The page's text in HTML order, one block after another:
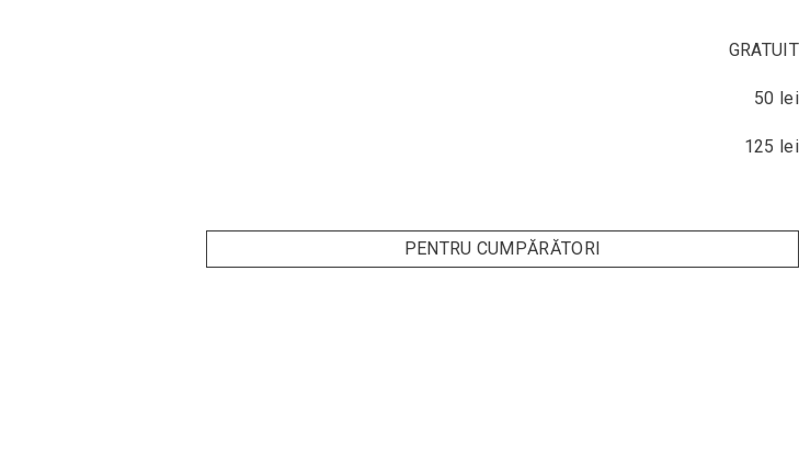
GRATUIT
50 lei
125 lei
PENTRU CUMPĂRĂTORI